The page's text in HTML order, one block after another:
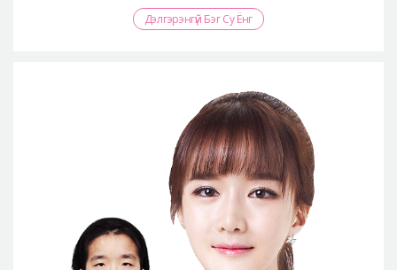
Дэлгэрэнгүй Бэг Су Ёнг